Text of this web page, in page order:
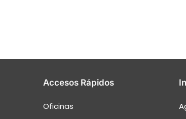
Accesos Rápidos
Oficinas